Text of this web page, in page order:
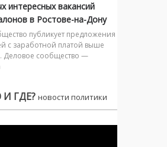
интересных вакансий
в Ростове-на-Дону
публикует предложения
с заработной платой выше
Деловое сообщество —
ГДЕ? новости политики